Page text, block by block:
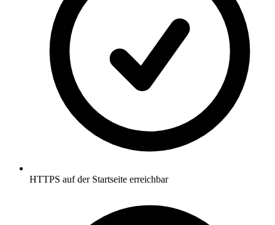
HTTPS auf der Startseite erreichbar